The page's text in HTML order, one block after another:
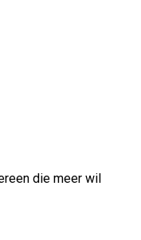
die meer wil